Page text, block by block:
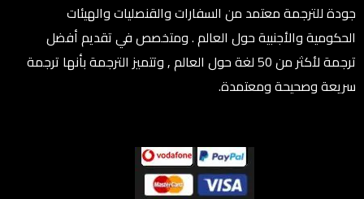
جودة للترجمة معتمد من السفارات والقنصليات والهيئات
الحكومية والأجنبية حول العالم . ومتخصص في تقديم أفضل
ترجمة لأكثر من 50 لغة حول العالم , وتتميز الترجمة بأنها ترجمة
سريعة وصحيحة ومعتمدة.